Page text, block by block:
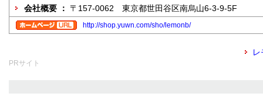
会社概要 ： 〒157-0062 東京都世田谷区南烏山6-3-9-5F
http://shop.yuwn.com/sho/lemonb/
PRサイト